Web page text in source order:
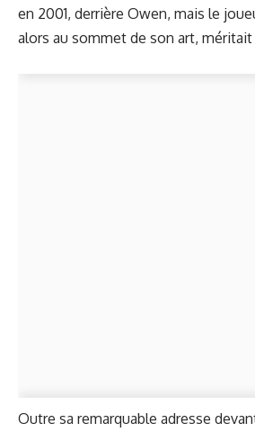
en 2001, derrière Owen, mais le
alors au sommet de son art,
Outre sa remarquable adresse